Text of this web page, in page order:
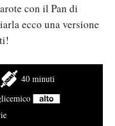
con il Pan di
ecco una versione
40 minuti